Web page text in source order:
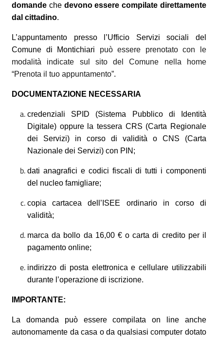
domande che devono essere compilate direttamente
dal cittadino.
L’appuntamento presso l’Ufficio Servizi sociali del
Comune di Montichiari può essere prenotato con le
modalità indicate sul sito del Comune nella home
“Prenota il tuo appuntamento”.
DOCUMENTAZIONE NECESSARIA
credenziali SPID (Sistema Pubblico di Identità
Digitale) oppure la tessera CRS (Carta Regionale
dei Servizi) in corso di validità o CNS (Carta
Nazionale dei Servizi) con PIN;
dati anagrafici e codici fiscali di tutti i componenti
del nucleo famigliare;
copia cartacea dell’ISEE ordinario in corso di
validità;
marca da bollo da 16,00 € o carta di credito per il
pagamento online;
indirizzo di posta elettronica e cellulare utilizzabili
durante l’operazione di iscrizione.
IMPORTANTE:
La domanda può essere compilata on line anche
autonomamente da casa o da qualsiasi computer dotato